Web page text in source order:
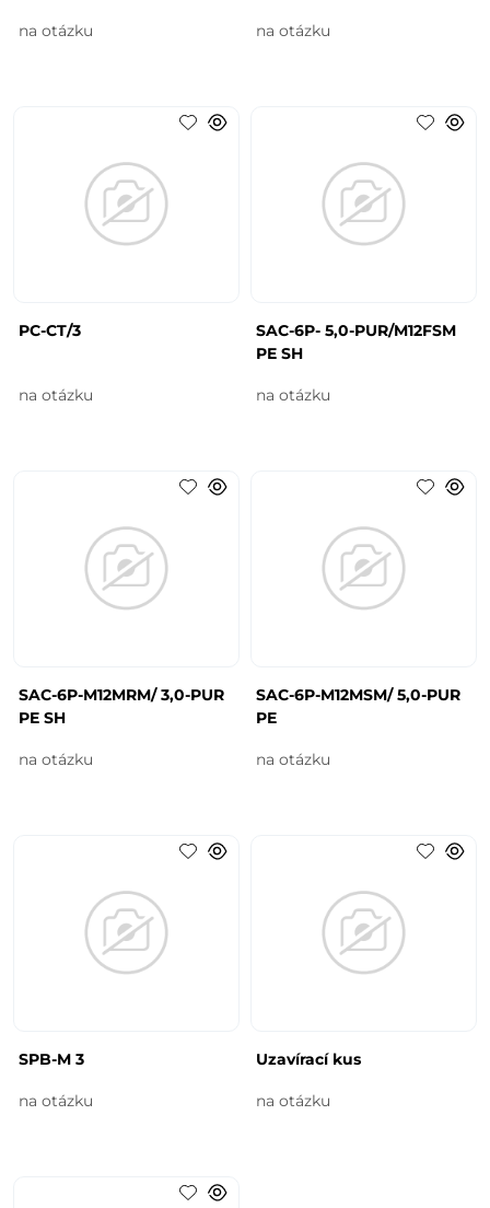
na otázku na otázku
PC-CT/3
na otázku
SAC-6P- 5,0-PUR/M12FSM
PE SH
na otázku
SAC-6P-M12MRM/ 3,0-PUR
PE SH
na otázku
SAC-6P-M12MSM/ 5,0-PUR
PE
na otázku
SPB-M 3
na otázku
Uzavírací kus
na otázku